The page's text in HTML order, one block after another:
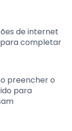
de internet
para completar
preencher o
para